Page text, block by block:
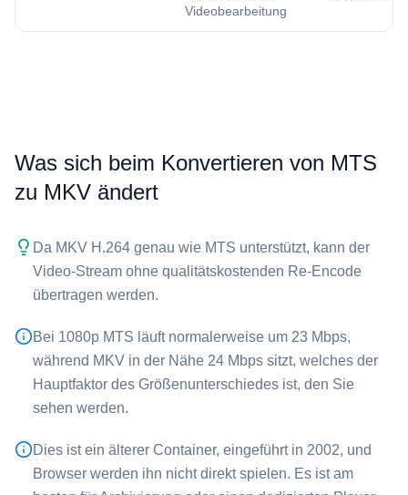
Videobearbeitung
Was sich beim Konvertieren von ⁦MTS⁩
zu ⁦MKV⁩ ändert
Da ⁦MKV⁩ H.264 genau wie ⁦MTS⁩ unterstützt, kann der
Video-Stream ohne qualitätskostenden Re-Encode
übertragen werden.
Bei 1080p ⁦MTS⁩ läuft normalerweise um 23 Mbps,
während ⁦MKV⁩ in der Nähe 24 Mbps sitzt, welches der
Hauptfaktor des Größenunterschiedes ist, den Sie
sehen werden.
Dies ist ein älterer Container, eingeführt in 2002, und
Browser werden ihn nicht direkt spielen. Es ist am